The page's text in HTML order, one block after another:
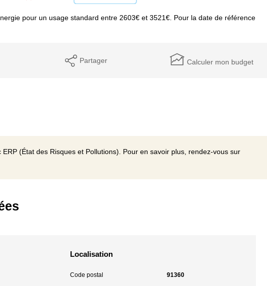
pour un usage standard entre 2603€ et 3521€. Pour la date de référence
Partager Calculer mon budget
(État des Risques et Pollutions). Pour en savoir plus, rendez-vous sur
Localisation
Code postal 91360